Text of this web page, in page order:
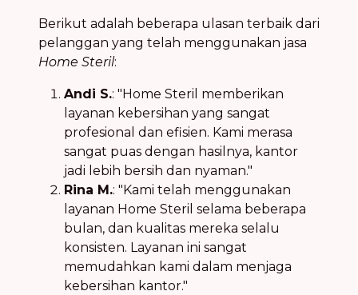
Berikut adalah beberapa ulasan terbaik dari
pelanggan yang telah menggunakan jasa
Home Steril:
Andi S.: "Home Steril memberikan
layanan kebersihan yang sangat
profesional dan efisien. Kami merasa
sangat puas dengan hasilnya, kantor
jadi lebih bersih dan nyaman."
Rina M.: "Kami telah menggunakan
layanan Home Steril selama beberapa
bulan, dan kualitas mereka selalu
konsisten. Layanan ini sangat
memudahkan kami dalam menjaga
kebersihan kantor."